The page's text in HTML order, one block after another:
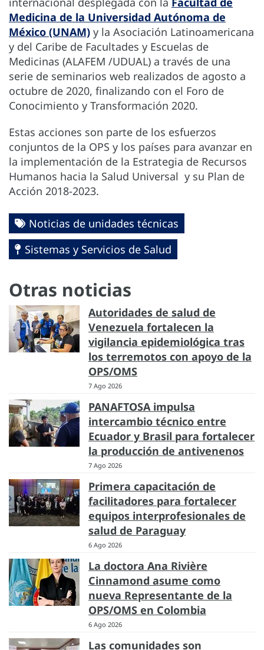
Medicina de la Universidad Autónoma de
México (UNAM) y la Asociación Latinoamericana
y del Caribe de Facultades y Escuelas de
Medicinas (ALAFEM /UDUAL) a través de una
serie de seminarios web realizados de agosto a
octubre de 2020, finalizando con el Foro de
Conocimiento y Transformación 2020.
Estas acciones son parte de los esfuerzos
conjuntos de la OPS y los países para avanzar en
la implementación de la Estrategia de Recursos
Humanos hacia la Salud Universal y su Plan de
Acción 2018-2023.
Noticias de unidades técnicas
Sistemas y Servicios de Salud
Otras noticias
Autoridades de salud de
Venezuela fortalecen la
vigilancia epidemiológica tras
los terremotos con apoyo de la
OPS/OMS
7 Ago 2026
PANAFTOSA impulsa
intercambio técnico entre
Ecuador y Brasil para fortalecer
la producción de antivenenos
7 Ago 2026
Primera capacitación de
facilitadores para fortalecer
equipos interprofesionales de
salud de Paraguay
6 Ago 2026
La doctora Ana Rivière
Cinnamond asume como
nueva Representante de la
OPS/OMS en Colombia
6 Ago 2026
Las comunidades son